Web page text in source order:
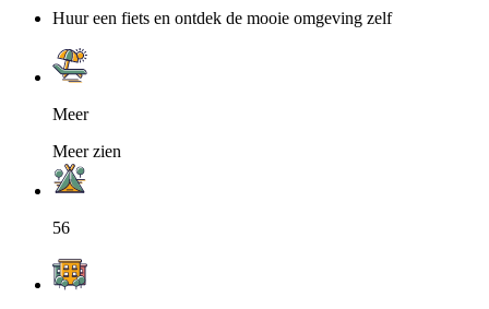
Huur een fiets en ontdek de mooie omgeving zelf
Meer
Meer zien
56